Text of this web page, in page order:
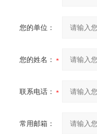
您的单位：
您的姓名：
联系电话：
常用邮箱：